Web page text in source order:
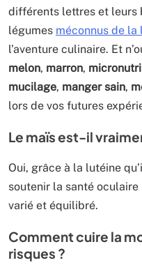
différents lettres et leurs
légumes méconnus de la
l’aventure culinaire. Et
melon, marron,
mucilage, manger sain,
lors de vos futures
Le maïs est-il
Oui, grâce à la lutéine
soutenir la santé
varié et équilibré.
Comment cuire la
risques ?